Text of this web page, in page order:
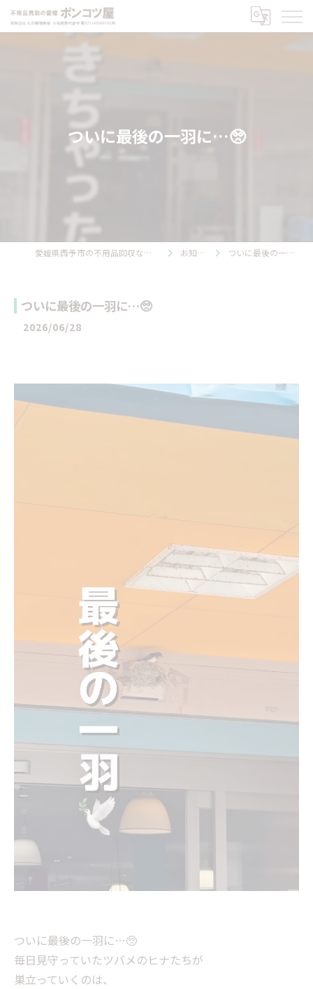
ついに最後の一羽に…🥺
愛媛県西予市の不用品回収ならポンコツ屋 お知らせ ついに最後の一羽に…🥺
ついに最後の一羽に…🥺
2026/06/28
ついに最後の一羽に…🥺
毎日見守っていたツバメのヒナたちが
巣立っていくのは、